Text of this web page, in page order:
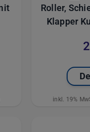
Roller,
Klapper
inkl. 19%